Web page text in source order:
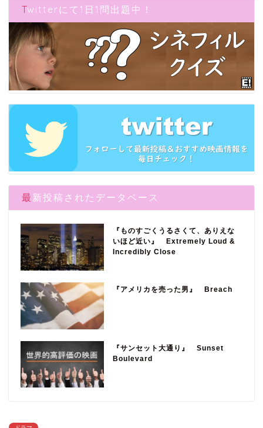
Twitterにて1日1問出題中！
最新投稿されたデータベース
『ものすごくうるさくて、ありえな
いほど近い』 Extremely Loud &
Incredibly Close
『アメリカを売った男』 Breach
『サンセット大通り』 Sunset
Boulevard